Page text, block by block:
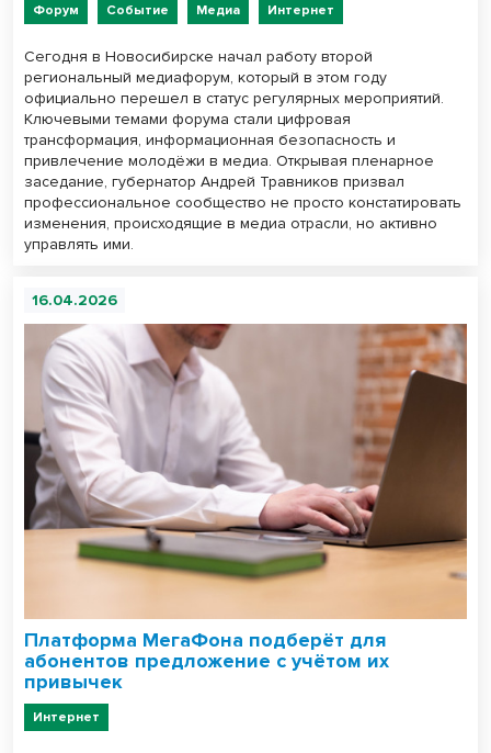
Форум Событие Медиа Интернет
Сегодня в Новосибирске начал работу второй
региональный медиафорум, который в этом году
официально перешел в статус регулярных мероприятий.
Ключевыми темами форума стали цифровая
трансформация, информационная безопасность и
привлечение молодёжи в медиа. Открывая пленарное
заседание, губернатор Андрей Травников призвал
профессиональное сообщество не просто констатировать
изменения, происходящие в медиа отрасли, но активно
управлять ими.
16.04.2026
Платформа МегаФона подберёт для
абонентов предложение с учётом их
привычек
Интернет